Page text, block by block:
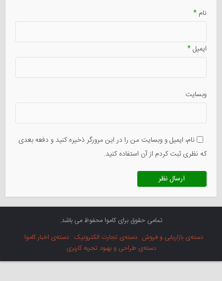
نام*
ایمیل*
وبسایت
نام، ایمیل و وبسایت من را در این مرورگر ذخیره کنید و دفعه بعدی
که نظری ثبت کردم از آن استفاده کنید.
تمامی حقوق برای کاموا محفوظ می باشد.
دسته‌ی بازاریابی و فروش دسته‌ی تجارت الکترونیک دسته‌ی اخبار کاموا
دسته‌ی طراحی و بهبود تجربه کاربری